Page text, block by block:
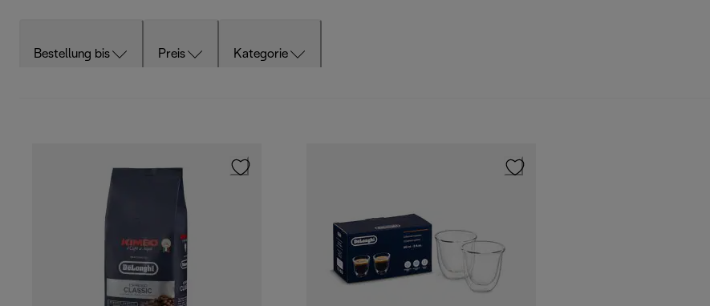
Bestellung bis Preis Kategorie